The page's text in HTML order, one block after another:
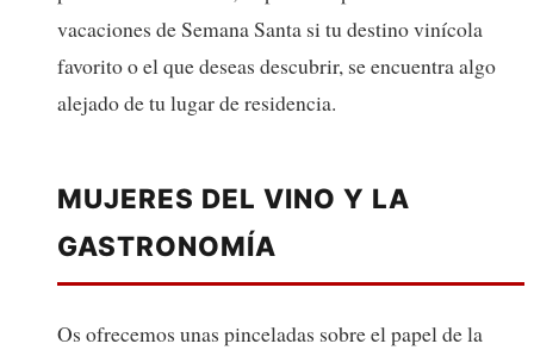
vacaciones de Semana Santa si tu destino vinícola
favorito o el que deseas descubrir, se encuentra algo
alejado de tu lugar de residencia.
MUJERES DEL VINO Y LA
GASTRONOMÍA
Os ofrecemos unas pinceladas sobre el papel de la